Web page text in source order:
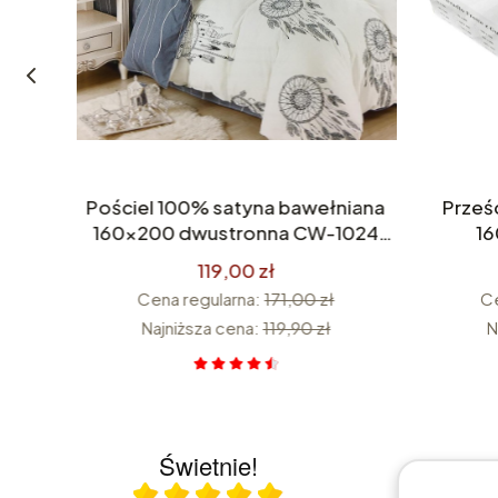
Pościel 100% satyna bawełniana
160x200 dwustronna CW-1024
Premium
119,00 zł
Cena regularna: 171,00 zł
Najniższa cena: 119,90 zł
Świetnie!
Ocena średnia 5 na 5